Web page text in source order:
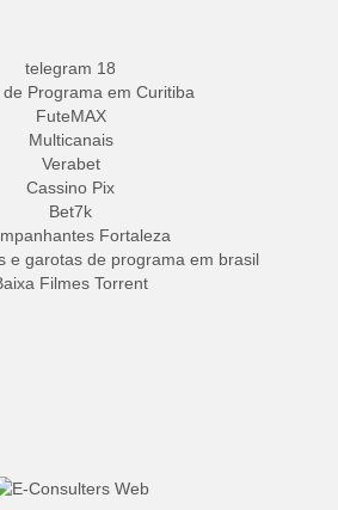
telegram 18
Programa em Curitiba
FuteMAX
Multicanais
Verabet
Cassino Pix
Bet7k
Fortaleza
e garotas de programa em brasil
Filmes Torrent